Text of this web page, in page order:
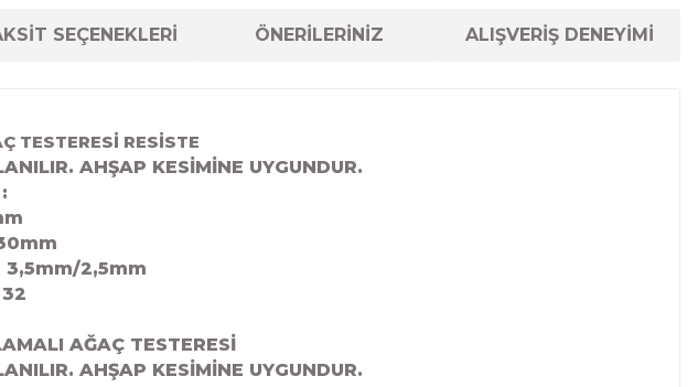
SEÇENEKLERİ ÖNERİLERİNİZ ALIŞVERİŞ DENEYİMİ
TESTERESİ RESİSTE
AHŞAP KESİMİNE UYGUNDUR.
mm
3,5mm/2,5mm
32
AĞAÇ TESTERESİ
AHŞAP KESİMİNE UYGUNDUR.